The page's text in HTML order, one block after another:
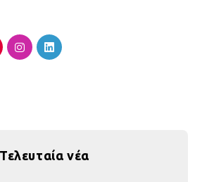
Τελευταία νέα